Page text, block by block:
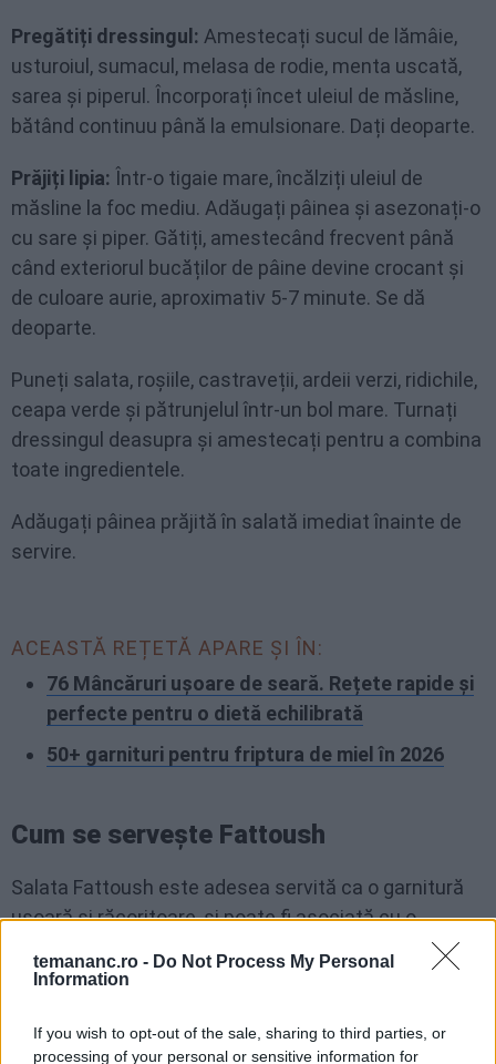
temananc.ro - Do Not Process My Personal
Information
If you wish to opt-out of the sale, sharing to third parties, or
processing of your personal or sensitive information for
Pregătiți dressingul: Amestecați sucul de lămâie,
usturoiul, sumacul, melasa de rodie, menta uscată,
sarea și piperul. Încorporați încet uleiul de măsline,
bătând continuu până la emulsionare. Dați deoparte.
Prăjiți lipia: Într-o tigaie mare, încălziți uleiul de
măsline la foc mediu. Adăugați pâinea și asezonați-o
cu sare și piper. Gătiți, amestecând frecvent până
când exteriorul bucăților de pâine devine crocant și
de culoare aurie, aproximativ 5-7 minute. Se dă
deoparte.
Puneți salata, roșiile, castraveții, ardeii verzi, ridichile,
ceapa verde și pătrunjelul într-un bol mare. Turnați
dressingul deasupra și amestecați pentru a combina
toate ingredientele.
Adăugați pâinea prăjită în salată imediat înainte de
servire.
ACEASTĂ REȚETĂ APARE ȘI ÎN:
76 Mâncăruri ușoare de seară. Rețete rapide și
perfecte pentru o dietă echilibrată
50+ garnituri pentru friptura de miel în 2026
Cum se servește Fattoush
Salata Fattoush este adesea servită ca o garnitură
ușoară și răcoritoare, și poate fi asociată cu o
varietate de alte feluri de mâncare pentru o masă
completă. Iată câteva idei:
Pui sau pește la grătar:Salata Fattoush poate fi
combinată cu pui sau pește la grătar pentru o masă